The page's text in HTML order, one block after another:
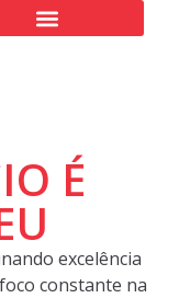
É
excelência
constante na